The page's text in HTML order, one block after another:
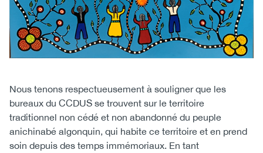
Nous tenons respectueusement à souligner que les
bureaux du CCDUS se trouvent sur le territoire
traditionnel non cédé et non abandonné du peuple
anichinabé algonquin, qui habite ce territoire et en prend
soin depuis des temps immémoriaux. En tant